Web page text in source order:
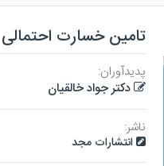
تامین خسارت احتمالی
پدیدآوران:
دکتر جواد خالقیان
ناشر:
انتشارات مجد